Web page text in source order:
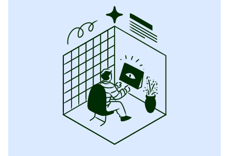
Hohe Akzeptanz und positive Bewertungen